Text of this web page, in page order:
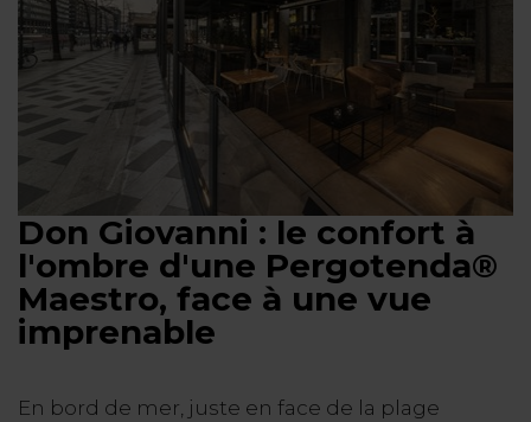
Don Giovanni : le confort à
l'ombre d'une Pergotenda®
Maestro, face à une vue
imprenable
En bord de mer, juste en face de la plage